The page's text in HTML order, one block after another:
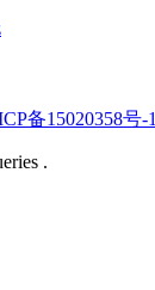
备15020358号-1
.